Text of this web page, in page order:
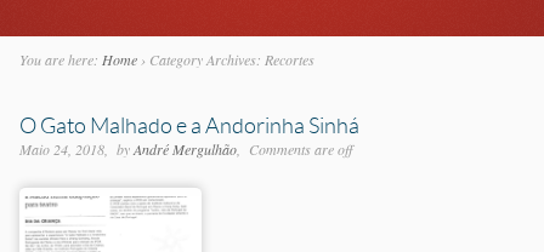
You are here: Home› Category Archives: Recortes
O Gato Malhado e a Andorinha Sinhá
Maio 24, 2018 byAndré Mergulhão Comments are off